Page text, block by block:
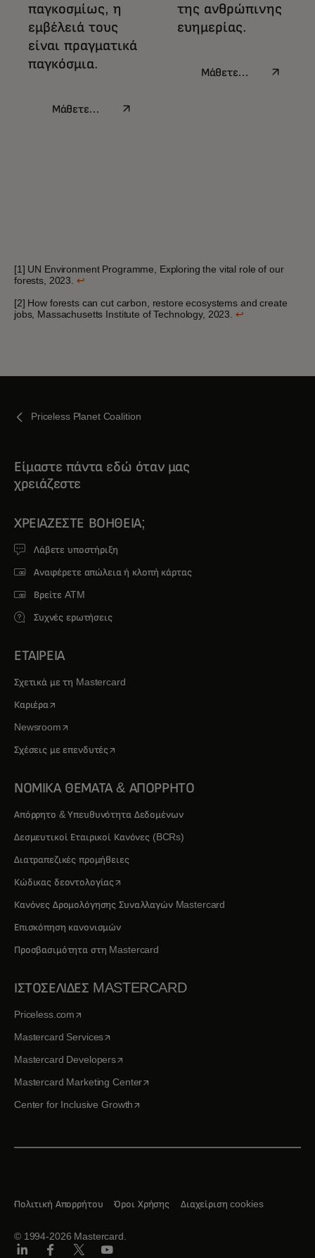
παγκοσμίως, η
εμβέλειά τους
είναι πραγματικά
παγκόσμια.
Μάθετε
opens in a new tab
της ανθρώπινης
ευημερίας.
Μάθετε
opens in a new tab
[1] UN Environment Programme, Exploring the vital role of our
forests, 2023. ↩
[2] How forests can cut carbon, restore ecosystems and create
jobs, Massachusetts Institute of Technology, 2023. ↩
Priceless Planet Coalition
Είμαστε πάντα εδώ όταν μας
χρειάζεστε
ΧΡΕΙΆΖΕΣΤΕ ΒΟΉΘΕΙΑ;
Λάβετε υποστήριξη
Αναφέρετε απώλεια ή κλοπή κάρτας
Βρείτε ATM
Συχνές ερωτήσεις
ΕΤΑΙΡΕΙΑ
Σχετικά με τη Mastercard
Καριέραopens in a new tab
Newsroomopens in a new tab
Σχέσεις με επενδυτέςopens in a new tab
ΝΟΜΙΚΑ ΘΕΜΑΤΑ & ΑΠΟΡΡΗΤΟ
Απόρρητο & Υπευθυνότητα Δεδομένων
Δεσμευτικοί Εταιρικοί Κανόνες (BCRs)
Διατραπεζικές προμήθειες
Κώδικας δεοντολογίαςopens in a new tab
Κανόνες Δρομολόγησης Συναλλαγών Mastercard
Επισκόπηση κανονισμών
Προσβασιμότητα στη Mastercard
ΙΣΤΟΣΕΛΙΔΕΣ MASTERCARD
Priceless.comopens in a new tab
Mastercard Servicesopens in a new tab
Mastercard Developersopens in a new tab
Mastercard Marketing Centeropens in a new tab
Center for Inclusive Growthopens in a new tab
© 1994-2026 Mastercard.
Πολιτική Απορρήτου Όροι Χρήσης Διαχείριση cookies